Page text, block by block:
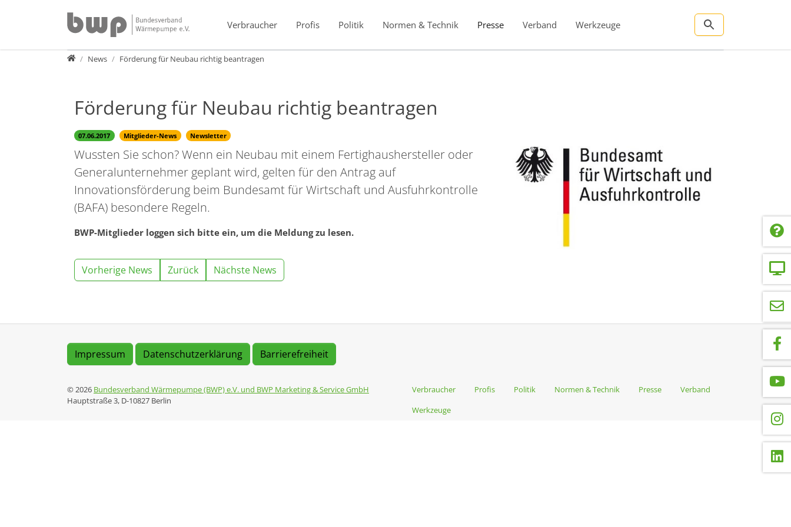
Verbraucher
Profis Politik Normen & Technik Presse Verband Werkzeuge
PresseNews Förderung für Neubau richtig beantragen
Förderung für Neubau richtig beantragen
07.06.2017 Mitglieder-News Newsletter
Wussten Sie schon? Wenn ein Neubau mit einem Fertighaushersteller oder
Generalunternehmer geplant wird, gelten für den Antrag auf
Innovationsförderung beim Bundesamt für Wirtschaft und Ausfuhrkontrolle
(BAFA) besondere Regeln.
BWP-Mitglieder loggen sich bitte ein, um die Meldung zu lesen.
Vorherige News Zurück Nächste News
Impressum Datenschutzerklärung Barrierefreiheit
© 2026 Bundesverband Wärmepumpe (BWP) e.V. und BWP Marketing & Service GmbH
Hauptstraße 3, D-10827 Berlin
Verbraucher Profis Politik Normen & Technik Presse
Verband
Werkzeuge